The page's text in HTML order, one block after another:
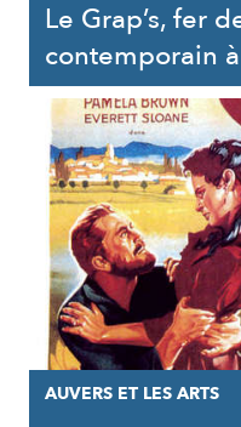
Le Grap’s, fer
contemporain
AUVERS ET LES ARTS